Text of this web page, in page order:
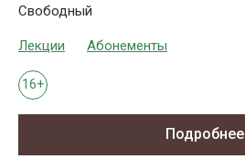
Свободный
Лекции Абонементы
16+
Подробнее